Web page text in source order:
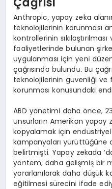
Anthropic, yapay zeka
teknolojilerinin korunması
kontrollerinin
faaliyetlerinde bulunan
uygulanması için yeni
çağrısında bulundu. Bu
teknolojilerinin güvenliği ve
korunması konusundaki
ABD yönetimi daha önce,
unsurların Amerikan yapay
kopyalamak için
kampanyaları yürüttüğüne
belirtmişti. Yapay zekada
yöntem, daha gelişmiş bir
yararlanılarak daha düşük
eğitilmesi sürecini ifade